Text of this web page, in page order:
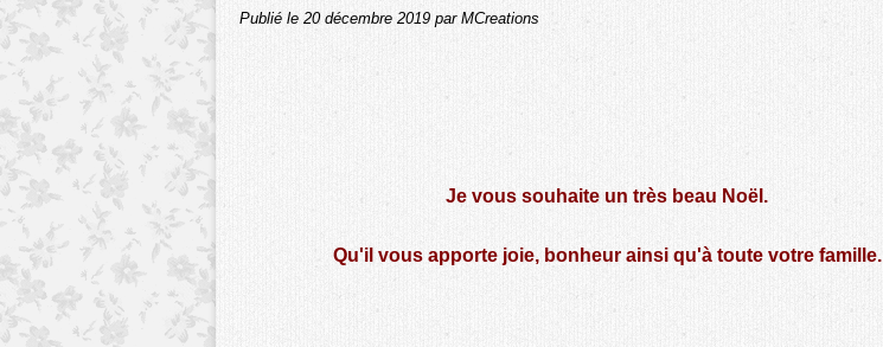
Publié le 20 décembre 2019 par MCreations
Je vous souhaite un très beau Noël.
Qu'il vous apporte joie, bonheur ainsi qu'à toute votre famille.